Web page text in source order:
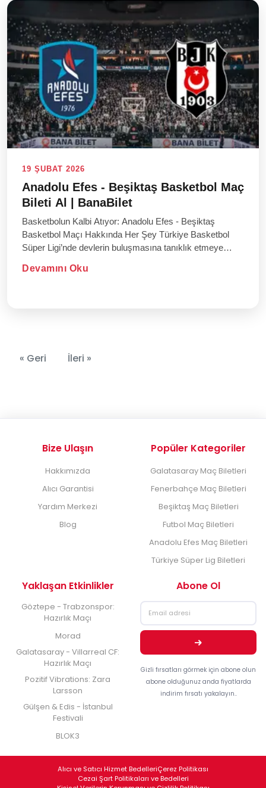
19 ŞUBAT 2026
Anadolu Efes - Beşiktaş Basketbol Maç
Bileti Al | BanaBilet
Basketbolun Kalbi Atıyor: Anadolu Efes - Beşiktaş
Basketbol Maçı Hakkında Her Şey Türkiye Basketbol
Süper Ligi’nde devlerin buluşmasına tanıklık etmeye
Devamını Oku
« Geri İleri »
Bize Ulaşın
Hakkımızda
Alıcı Garantisi
Yardım Merkezi
Blog
Popüler Kategoriler
Galatasaray Maç Biletleri
Fenerbahçe Maç Biletleri
Beşiktaş Maç Biletleri
Futbol Maç Biletleri
Anadolu Efes Maç Biletleri
Türkiye Süper Lig Biletleri
Yaklaşan Etkinlikler
Göztepe - Trabzonspor:
Hazırlık Maçı
Morad
Galatasaray - Villarreal CF:
Hazırlık Maçı
Pozitif Vibrations: Zara
Larsson
Gülşen & Edis - İstanbul
Festivali
BLOK3
Abone Ol
Gizli fırsatları görmek için abone olun
abone olduğunuz anda fiyatlarda
indirim fırsatı yakalayın..
Alıcı ve Satıcı Hizmet BedelleriÇerez Politikası
Cezai Şart Politikaları ve Bedelleri